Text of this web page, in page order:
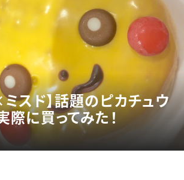
スド】話題のピカチュウ
際に買ってみた！